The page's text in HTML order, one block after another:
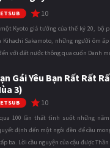
10
Kyoto giả tưởng của thế kỷ 20, bộ
Kihachi Sakamoto, những người ôm
với đất nước thông qua cuốn Danh
Gái Yêu Bạn Rất Rất
3)
10
100 lần thất tình suốt những
định đến một ngôi đền để cầu
ba. Lời cầu nguyện của cậu được Thần